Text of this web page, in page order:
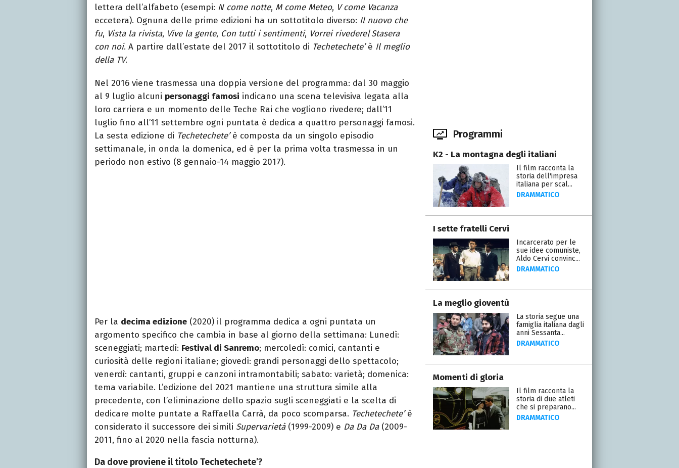
lettera dell’alfabeto (esempi: N come notte, M come Meteo, V come Vacanza
eccetera). Ognuna delle prime edizioni ha un sottotitolo diverso: Il nuovo che
fu, Vista la rivista, Vive la gente, Con tutti i sentimenti, Vorrei rivedere/Stasera
con noi. A partire dall’estate del 2017 il sottotitolo di Techetechete’è Il meglio
della TV.
Nel 2016 viene trasmessa una doppia versione del programma: dal 30 maggio
al 9 luglio alcuni personaggi famosi indicano una scena televisiva legata alla
loro carriera e un momento delle Teche Rai che vogliono rivedere; dall’11
luglio fino all’11 settembre ogni puntata è dedica a quattro personaggi famosi.
La sesta edizione di Techetechete’è composta da un singolo episodio
settimanale, in onda la domenica, ed è per la prima volta trasmessa in un
periodo non estivo (8 gennaio-14 maggio 2017).
Per la decima edizione (2020) il programma dedica a ogni puntata un
argomento specifico che cambia in base al giorno della settimana: Lunedì:
sceneggiati; martedì: Festival di Sanremo; mercoledì: comici, cantanti e
curiosità delle regioni italiane; giovedì: grandi personaggi dello spettacolo;
venerdì: cantanti, gruppi e canzoni intramontabili; sabato: varietà; domenica:
tema variabile. L’edizione del 2021 mantiene una struttura simile alla
precedente, con l’eliminazione dello spazio sugli sceneggiati e la scelta di
dedicare molte puntate a Raffaella Carrà, da poco scomparsa. Techetechete’è
considerato il successore dei simili Supervarietà(1999-2009) e Da Da Da(2009-
2011, fino al 2020 nella fascia notturna).
Da dove proviene il titolo Techetechete’?
Programmi
K2 - La montagna degli italiani
Il film racconta la
storia dell'impresa
italiana per scal...
DRAMMATICO
I sette fratelli Cervi
Incarcerato per le
sue idee comuniste,
Aldo Cervi convinc...
DRAMMATICO
La meglio gioventù
La storia segue una
famiglia italiana dagli
anni Sessanta...
DRAMMATICO
Momenti di gloria
Il film racconta la
storia di due atleti
che si preparano...
DRAMMATICO